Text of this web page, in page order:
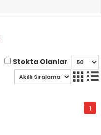
Stokta Olanlar
1